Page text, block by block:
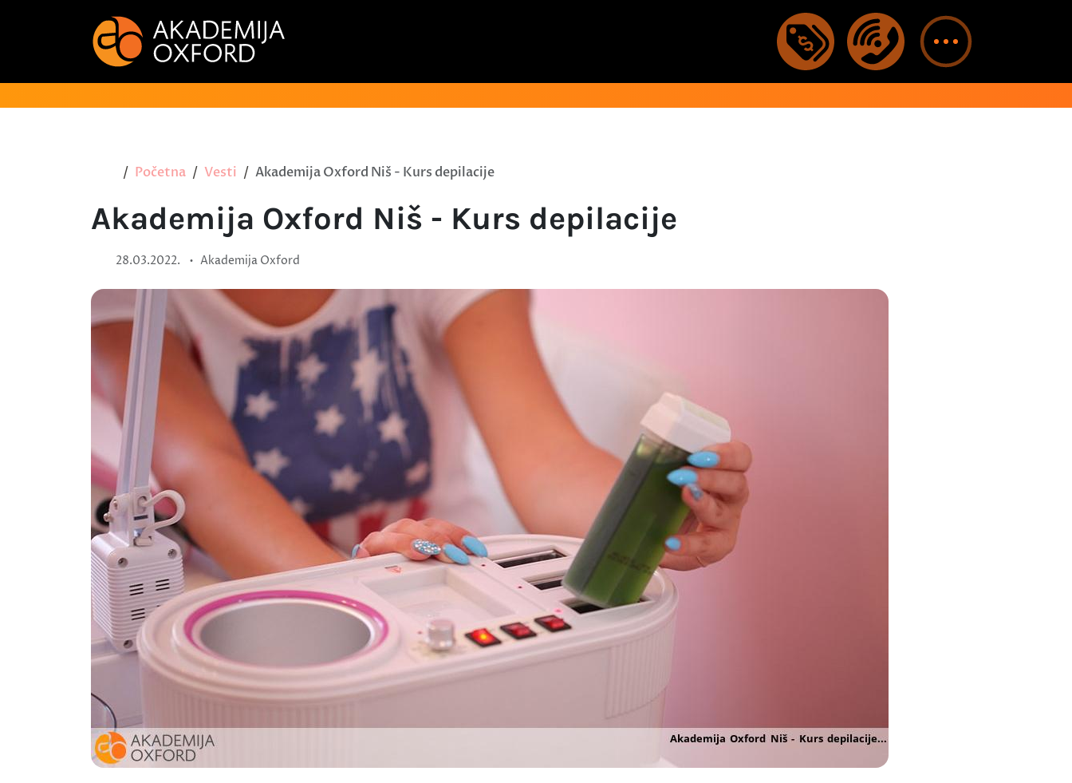
Početna Vesti Akademija Oxford Niš - Kurs depilacije
Akademija Oxford Niš - Kurs depilacije
28.03.2022. • Akademija Oxford